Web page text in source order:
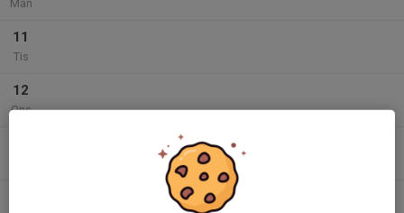
Mån
11
Tis
12
Ons